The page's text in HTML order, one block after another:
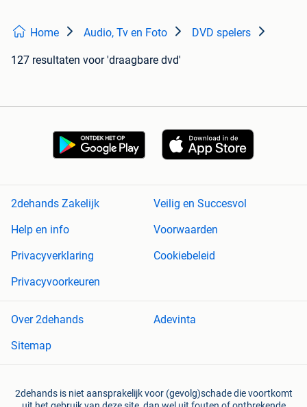
Home Audio, Tv en Foto DVD spelers
127 resultaten voor 'draagbare dvd'
2dehands Zakelijk
Veilig en Succesvol
Help en info
Voorwaarden
Privacyverklaring
Cookiebeleid
Privacyvoorkeuren
Over 2dehands
Adevinta
Sitemap
2dehands is niet aansprakelijk voor (gevolg)schade die voortkomt